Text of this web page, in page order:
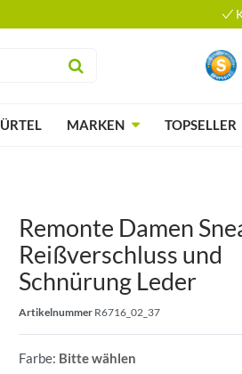
MARKEN TOPSELLER
Remonte Damen
Reißverschluss und
Schnürung Leder
Artikelnummer R6716_02_37
Farbe: Bitte wählen